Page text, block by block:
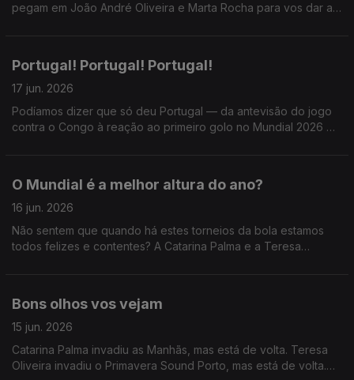
pegam em João André Oliveira e Marta Rocha para vos dar a
Portugal! Portugal! Portugal!
17 jun. 2026
Podíamos dizer que só deu Portugal — da antevisão do jogo
contra o Congo à reação ao primeiro golo no Mundial 2026 —,
O Mundial é a melhor altura do ano?
16 jun. 2026
Não sentem que quando há estes torneios da bola estamos
todos felizes e contentes? A Catarina Palma e a Teresa
Bons olhos vos vejam
15 jun. 2026
Catarina Palma invadiu as Manhãs, mas está de volta. Teresa
Oliveira invadiu o Primavera Sound Porto, mas está de volta.